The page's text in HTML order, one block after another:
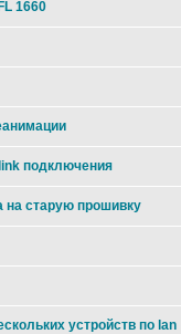
1660
подключения
на старую прошивку
устройств по lan